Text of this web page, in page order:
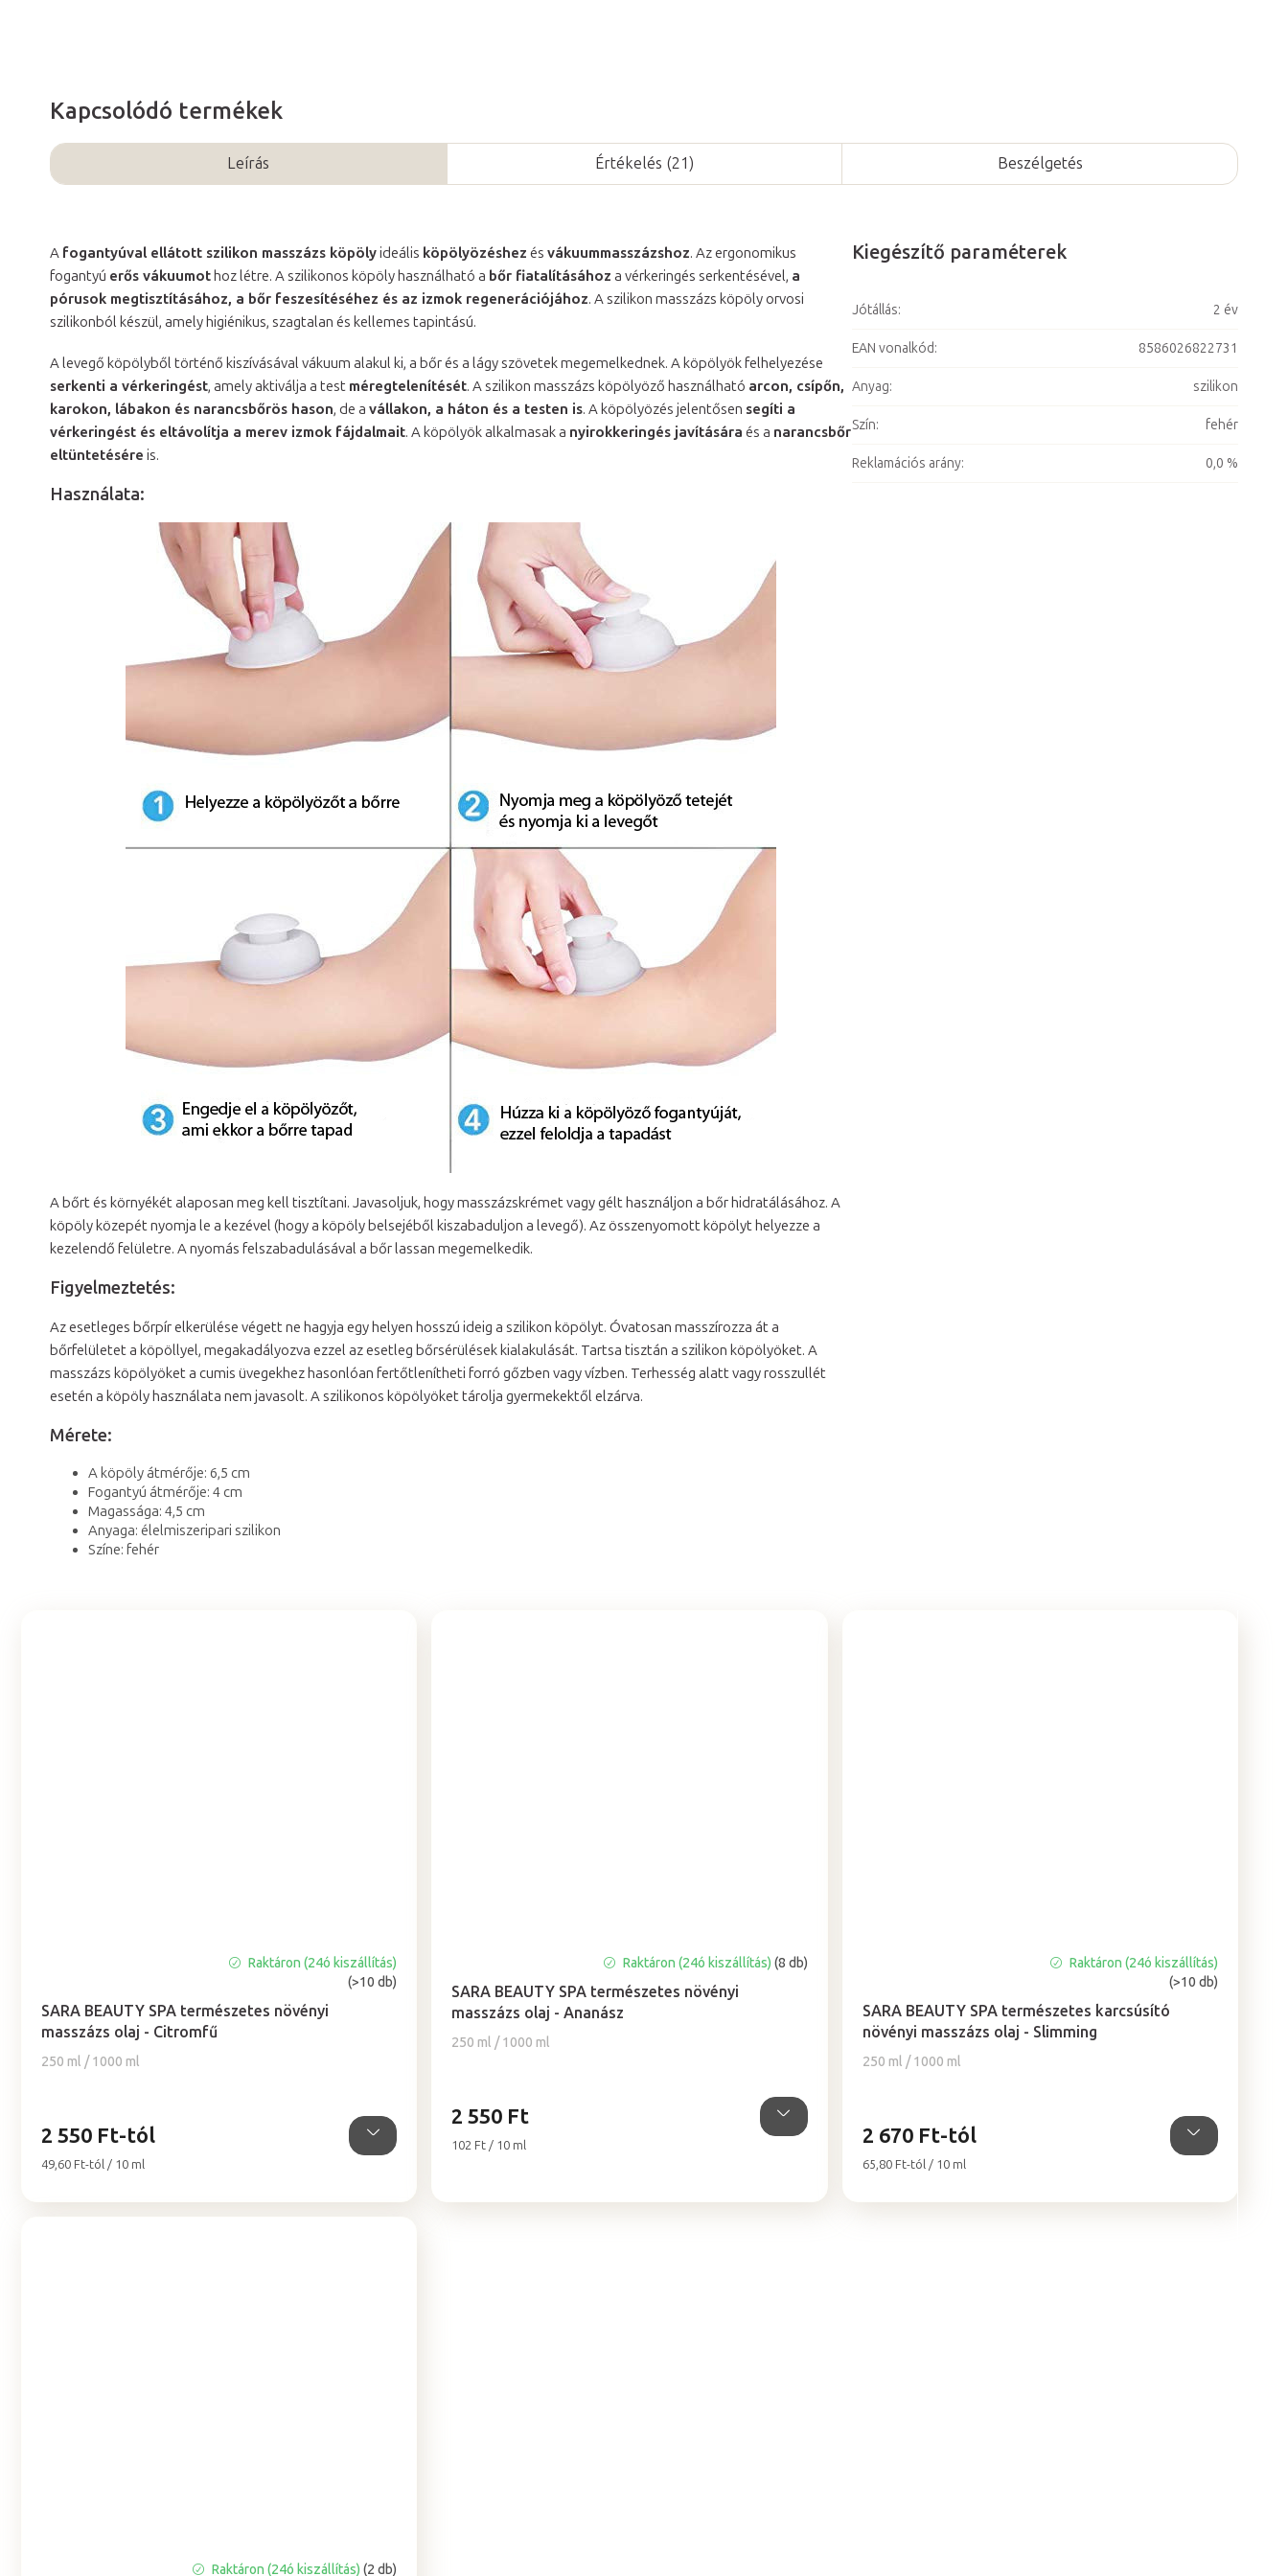
Kapcsolódó termékek
SARA BEAUTY SPA természetes növényi
masszázs olaj - Citromfű
250 ml / 1000 ml
átlagos
értékelése
ből
Raktáron (24ó kiszállítás)
(>10 db)
2 550 Ft-tól
Egységár:
49,60 Ft-tól / 10 ml
SARA BEAUTY SPA természetes növényi
masszázs olaj - Ananász
250 ml / 1000 ml
átlagos
értékelése
5-
Raktáron (24ó kiszállítás) (8 db)
2 550 Ft
Egységár:
102 Ft / 10 ml
SARA BEAUTY SPA természetes karcsúsító
növényi masszázs olaj - Slimming
250 ml / 1000 ml
átlagos
értékelése
ből
Raktáron (24ó kiszállítás)
(>10 db)
2 670 Ft-tól
Egységár:
65,80 Ft-tól / 10 ml
Raktáron (24ó kiszállítás)(2 db)
Leírás Értékelés (21) Beszélgetés
A fogantyúval ellátott szilikon masszázs köpölyideális köpölyözéshez és vákuummasszázshoz. Az ergonomikus
fogantyú erős vákuumot hoz létre. A szilikonos köpöly használható a bőr fiatalításához a vérkeringés serkentésével, a
pórusok megtisztításához, a bőr feszesítéséhez és az izmok regenerációjához. A szilikon masszázs köpöly orvosi
szilikonból készül, amely higiénikus, szagtalan és kellemes tapintású.
A levegő köpölyből történő kiszívásával vákuum alakul ki, a bőr és a lágy szövetek megemelkednek. A köpölyök felhelyezése
serkenti a vérkeringést, amely aktiválja a test méregtelenítését. A szilikon masszázs köpölyöző használható arcon, csípőn,
karokon, lábakon és narancsbőrös hason, de a vállakon, a háton és a testen is. A köpölyözés jelentősen segíti a
vérkeringést és eltávolítja a merev izmok fájdalmait. A köpölyök alkalmasak a nyirokkeringés javítására és a narancsbőr
eltüntetésére is.
Használata:
A bőrt és környékét alaposan meg kell tisztítani. Javasoljuk, hogy masszázskrémet vagy gélt használjon a bőr hidratálásához. A
köpöly közepét nyomja le a kezével (hogy a köpöly belsejéből kiszabaduljon a levegő). Az összenyomott köpölyt helyezze a
kezelendő felületre. A nyomás felszabadulásával a bőr lassan megemelkedik.
Figyelmeztetés:
Az esetleges bőrpír elkerülése végett ne hagyja egy helyen hosszú ideig a szilikon köpölyt. Óvatosan masszírozza át a
bőrfelületet a köpöllyel, megakadályozva ezzel az esetleg bőrsérülések kialakulását. Tartsa tisztán a szilikon köpölyöket. A
masszázs köpölyöket a cumis üvegekhez hasonlóan fertőtlenítheti forró gőzben vagy vízben. Terhesség alatt vagy rosszullét
esetén a köpöly használata nem javasolt. A szilikonos köpölyöket tárolja gyermekektől elzárva.
Mérete:
A köpöly átmérője: 6,5 cm
Fogantyú átmérője: 4 cm
Magassága: 4,5 cm
Anyaga: élelmiszeripari szilikon
Színe: fehér
Kiegészítő paraméterek
Jótállás: 2 év
EAN vonalkód: 8586026822731
Anyag: szilikon
Szín: fehér
Reklamációs arány: 0,0 %